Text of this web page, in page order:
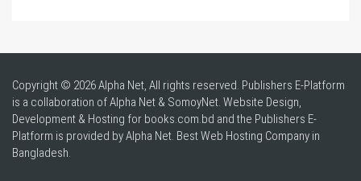
Copyright © 2026 Alpha Net, All rights reserved. Publishers E-Platform
is a collaboration of Alpha Net & SomoyNet. Website Design,
Development & Hosting for books.com.bd and the Publishers E-
Platform is provided by Alpha Net. BestWeb Hosting Company in
Bangladesh.